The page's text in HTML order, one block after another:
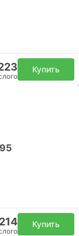
Купить
Купить